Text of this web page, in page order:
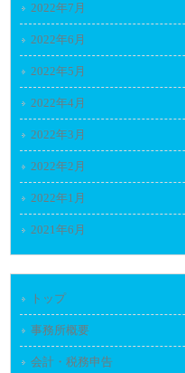
2022年7月
2022年6月
2022年5月
2022年4月
2022年3月
2022年2月
2022年1月
2021年6月
トップ
事務所概要
会計・税務申告